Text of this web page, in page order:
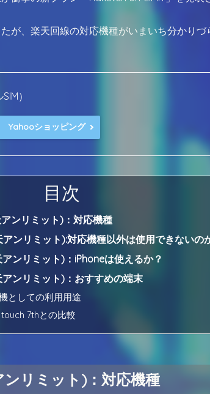
が、楽天回線の対応機種がいまいち分かりづ
）
Yahooショッピング
目次
アンリミット)：対応機種
アンリミット):対応機種以外は使用できないの
アンリミット)：iPhoneは使えるか？
アンリミット)：おすすめの端末
としての利用用途
7thとの比較
リミット)：対応機種